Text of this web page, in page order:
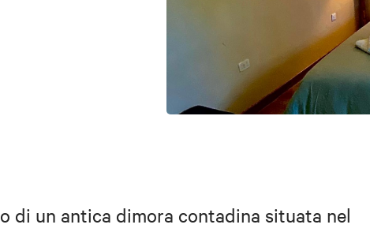
di un antica dimora contadina situata nel